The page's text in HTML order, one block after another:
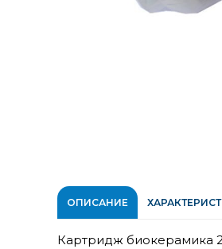
ОПИСАНИЕ
Картридж биокерамика